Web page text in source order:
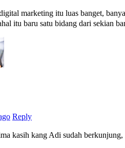
marketing itu luas banget,
itu baru satu bidang dari sekian
Reply
kasih kang Adi sudah